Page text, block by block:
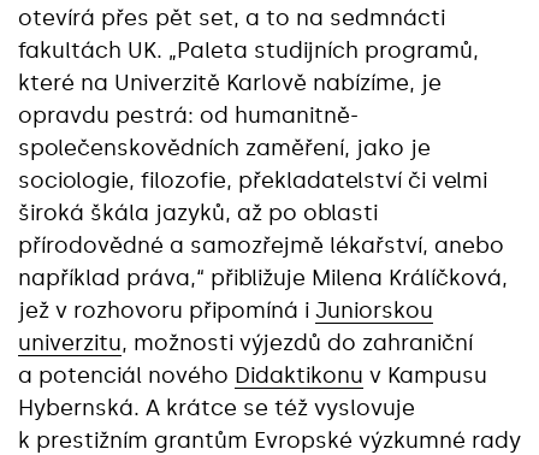
otevírá přes pět set, a to na sedmnácti
fakultách UK. „Paleta studijních programů,
které na Univerzitě Karlově nabízíme, je
opravdu pestrá: od humanitně-
společenskovědních zaměření, jako je
sociologie, filozofie, překladatelství či velmi
široká škála jazyků, až po oblasti
přírodovědné a samozřejmě lékařství, anebo
například práva,“ přibližuje Milena Králíčková,
jež v rozhovoru připomíná i Juniorskou
univerzitu, možnosti výjezdů do zahraniční
a potenciál nového Didaktikonu v Kampusu
Hybernská. A krátce se též vyslovuje
k prestižním grantům Evropské výzkumné rady